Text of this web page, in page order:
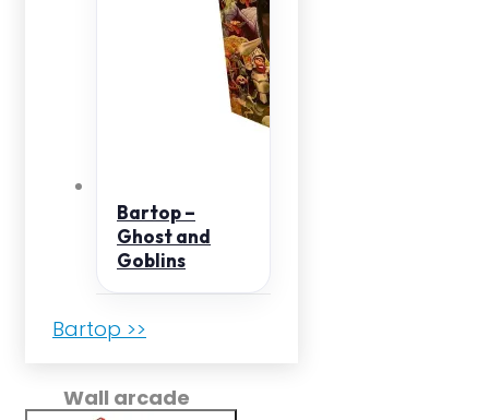
Bartop –
Ghost and
Goblins
Bartop >>
Wall arcade